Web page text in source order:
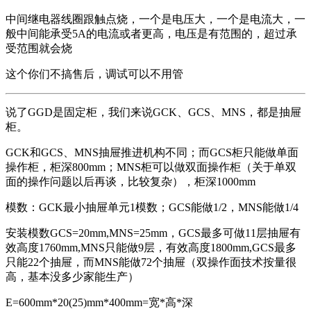
中间继电器线圈跟触点烧，一个是电压大，一个是电流大，一
般中间能承受5A的电流或者更高，电压是有范围的，超过承
受范围就会烧
这个你们不搞售后，调试可以不用管
说了GGD是固定柜，我们来说GCK、GCS、MNS，都是抽屉
柜。
GCK和GCS、MNS抽屉推进机构不同；而GCS柜只能做单面
操作柜，柜深800mm；MNS柜可以做双面操作柜（关于单双
面的操作问题以后再谈，比较复杂），柜深1000mm
模数：GCK最小抽屉单元1模数；GCS能做1/2，MNS能做1/4
安装模数GCS=20mm,MNS=25mm，GCS最多可做11层抽屉有
效高度1760mm,MNS只能做9层，有效高度1800mm,GCS最多
只能22个抽屉，而MNS能做72个抽屉（双操作面技术按量很
高，基本没多少家能生产）
E=600mm*20(25)mm*400mm=宽*高*深